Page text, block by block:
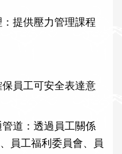
提供壓力管理課程
員工可安全表達意
道：透過員工關係
員工福利委員會、員